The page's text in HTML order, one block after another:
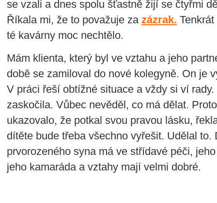
se vzali a dnes spolu šťastně žijí se čtyřmi
Říkala mi, že to považuje za zázrak.
té kavárny moc nechtělo.
Mám klienta, který byl ve vztahu a jeho
době se zamiloval do nové kolegyně. On je
V práci řeší obtížné situace a vždy si ví
zaskočila. Vůbec nevěděl, co má dělat.
ukazovalo, že potkal svou pravou lásku,
dítěte bude třeba všechno vyřešit. Udělal
prvorozeného syna má ve střídavé péči,
jeho kamaráda a vztahy mají velmi dobré.